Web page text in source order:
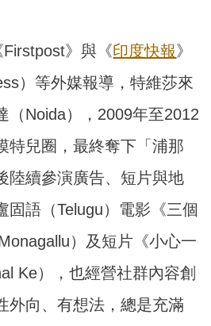
》與《印度快報》
）等外媒報導，特維莎來
（Noida），2009年至2012
特兒圈，最終奪下「浦那
陸續參演廣告、短片與地
固語（Telugu）電影《三個
）及短片《小心一
Ke），也經營社群內容創
外向、有想法，總是充滿